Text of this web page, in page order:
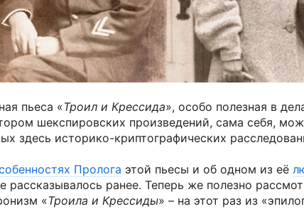
пьеса «Троил и Крессида», особо полезная в
шекспировских произведений, сама себя,
здесь историко-криптографических
Пролога этой пьесы и об одном из её
рассказывалось ранее. Теперь же полезно
«Троила и Крессиды» – на этот раз из